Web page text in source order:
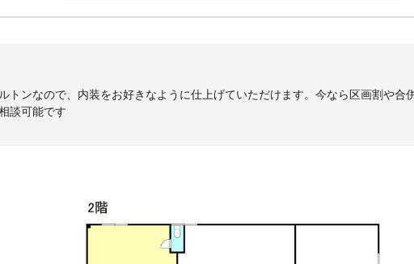
トンなので、内装をお好きなように仕上げていただけます。今なら区画割や合
談可能です